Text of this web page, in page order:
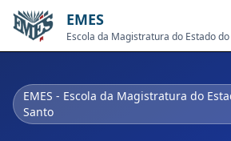
EMES
Escola da Magistratura do Estado
EMES - Escola da Magistratura do
Santo